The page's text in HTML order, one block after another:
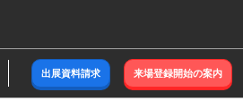
出展資料請求 来場登録開始の案内